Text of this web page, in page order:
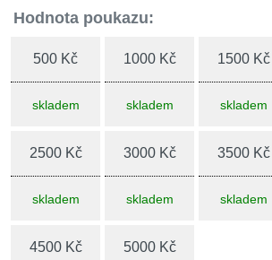
Hodnota poukazu:
500 Kč
skladem
1000 Kč
skladem
1500 Kč
skladem
2500 Kč
skladem
3000 Kč
skladem
3500 Kč
skladem
4500 Kč 5000 Kč